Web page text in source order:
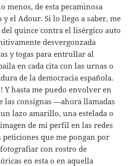
menos, de esta pecaminosa
el Adour. Si lo llego a saber, me
quince contra el lisérgico auto
desvergonzada
y togas para entrullar al
en cada cita con las urnas o
de la democracia española.
Y hasta me puedo envolver en
las consignas —ahora llamadas
lazo amarillo, una estelada o
de mi perfil en las redes
que me pongan por
con rostro de
en esta o en aquella